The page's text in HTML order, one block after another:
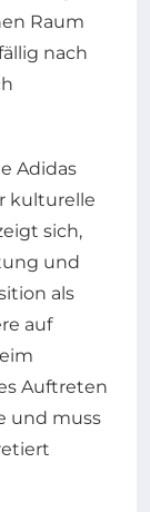
Raum
nach
Adidas
kulturelle
sich,
und
als
auf
Auftreten
und muss